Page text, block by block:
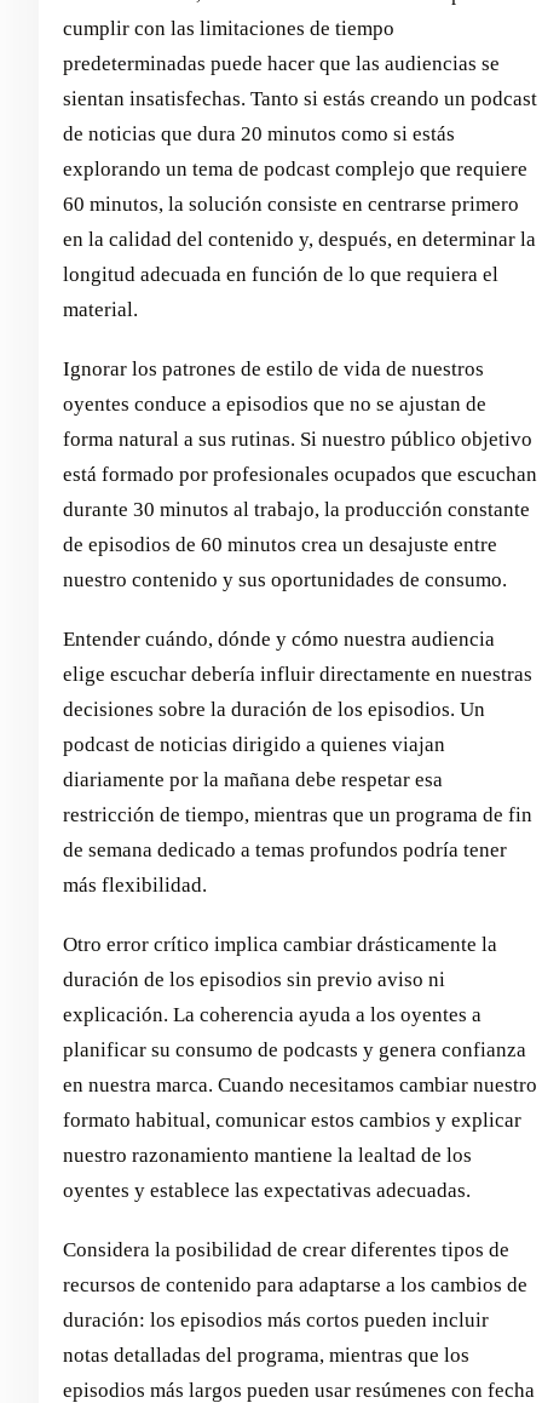
cumplir con las limitaciones de tiempo
predeterminadas puede hacer que las audiencias se
sientan insatisfechas. Tanto si estás creando un podcast
de noticias que dura 20 minutos como si estás
explorando un tema de podcast complejo que requiere
60 minutos, la solución consiste en centrarse primero
en la calidad del contenido y, después, en determinar la
longitud adecuada en función de lo que requiera el
material.
Ignorar los patrones de estilo de vida de nuestros
oyentes conduce a episodios que no se ajustan de
forma natural a sus rutinas. Si nuestro público objetivo
está formado por profesionales ocupados que escuchan
durante 30 minutos al trabajo, la producción constante
de episodios de 60 minutos crea un desajuste entre
nuestro contenido y sus oportunidades de consumo.
Entender cuándo, dónde y cómo nuestra audiencia
elige escuchar debería influir directamente en nuestras
decisiones sobre la duración de los episodios. Un
podcast de noticias dirigido a quienes viajan
diariamente por la mañana debe respetar esa
restricción de tiempo, mientras que un programa de fin
de semana dedicado a temas profundos podría tener
más flexibilidad.
Otro error crítico implica cambiar drásticamente la
duración de los episodios sin previo aviso ni
explicación. La coherencia ayuda a los oyentes a
planificar su consumo de podcasts y genera confianza
en nuestra marca. Cuando necesitamos cambiar nuestro
formato habitual, comunicar estos cambios y explicar
nuestro razonamiento mantiene la lealtad de los
oyentes y establece las expectativas adecuadas.
Considera la posibilidad de crear diferentes tipos de
recursos de contenido para adaptarse a los cambios de
duración: los episodios más cortos pueden incluir
notas detalladas del programa, mientras que los
episodios más largos pueden usar resúmenes con fecha